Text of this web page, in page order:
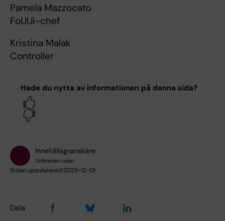
Pamela Mazzocato
FoUUi-chef
Kristina Malak
Controller
Hade du nytta av informationen på denna sida?
Innehållsgranskare:
Unknown user
Sidan uppdaterad:2025-12-01
Dela